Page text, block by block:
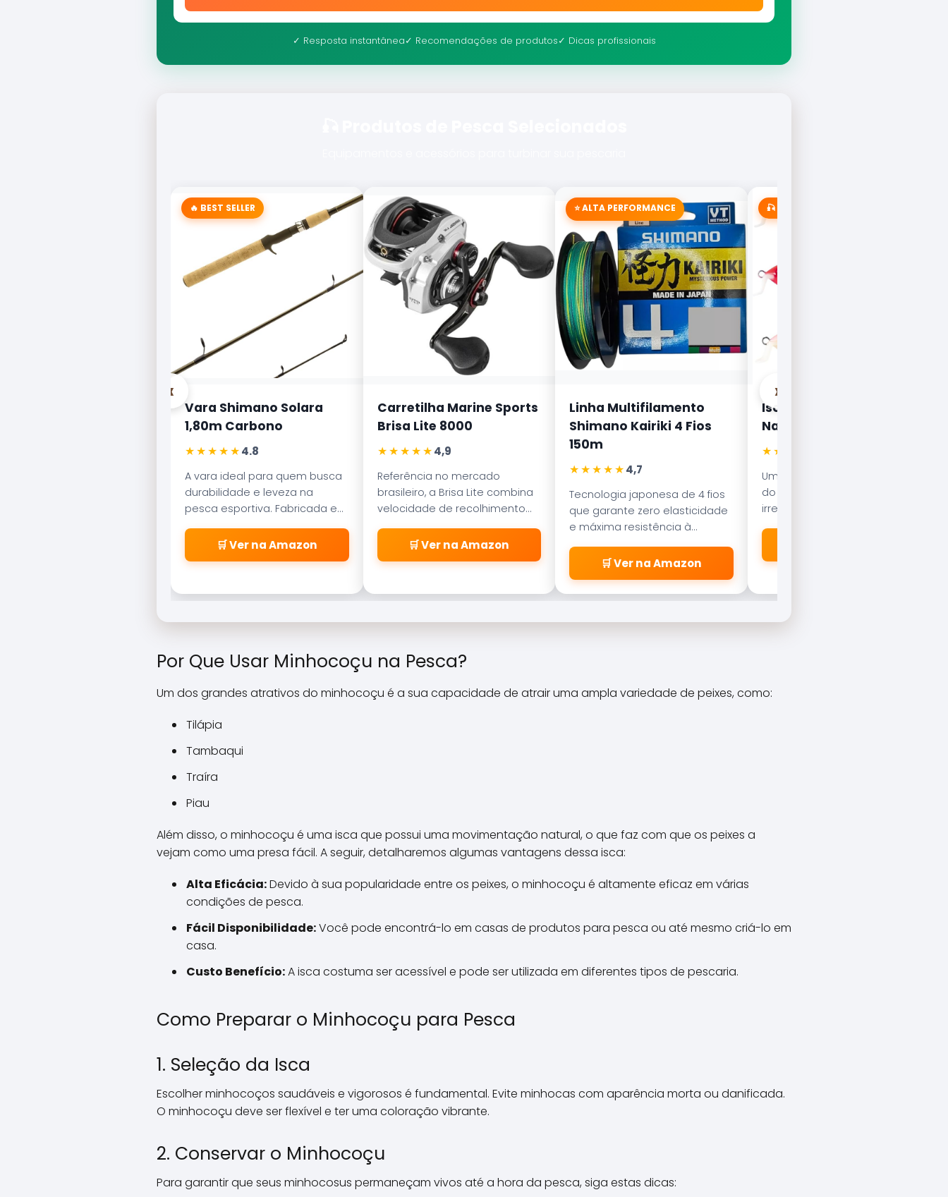
✓ Resposta instantânea✓ Recomendações de produtos✓ Dicas profissionais
‹
🔥 BEST SELLER
Vara Shimano Solara
1,80m Carbono
★★★★★4.8
A vara ideal para quem busca
durabilidade e leveza na
pesca esportiva. Fabricada em
carbono aeroglass, oferece
sensibilidade incrível para
fisgadas precisas.
🛒 Ver na Amazon
Carretilha Marine Sports
Brisa Lite 8000
★★★★★4,9
Referência no mercado
brasileiro, a Brisa Lite combina
velocidade de recolhimento
com um sistema de freio
magnético que evita as
famosas
\\\\\\\\\\\\\\\\\\\\\\\\\
\\"cabeleiras\\\\\\\\\\\\\\
\\\\\\\\\\\\\\\\\\\\\\\\\
\\\\\\\\\\\\\\\\\\\\\\\\\
\\\\\\\\\\\\\\\\\\\\\\\\\
🛒 Ver na Amazon
⭐ ALTA PERFORMANCE
Linha Multifilamento
Shimano Kairiki 4 Fios
150m
★★★★★4,7
Tecnologia japonesa de 4 fios
que garante zero elasticidade
e máxima resistência à
abrasão. Desliza suavemente
pelos passadores.
🛒 Ver na Amazon
🎣 MAIS VENDIDA
Isca Artificial Nelson
Nakamura Curisco 70
★★★★★
Uma das iscas mais famosas
do Brasil. Com nado errático, é
irresistível para o Tucunaré e o
Robalo. Essencial em qualquer
›
Por Que Usar Minhocoçu na Pesca?
Um dos grandes atrativos do minhocoçu é a sua capacidade de atrair uma ampla variedade de peixes, como:
Tilápia
Tambaqui
Traíra
Piau
Além disso, o minhocoçu é uma isca que possui uma movimentação natural, o que faz com que os peixes a
vejam como uma presa fácil. A seguir, detalharemos algumas vantagens dessa isca:
Alta Eficácia:Devido à sua popularidade entre os peixes, o minhocoçu é altamente eficaz em várias
condições de pesca.
Fácil Disponibilidade:Você pode encontrá-lo em casas de produtos para pesca ou até mesmo criá-lo em
casa.
Custo Benefício:A isca costuma ser acessível e pode ser utilizada em diferentes tipos de pescaria.
Como Preparar o Minhocoçu para Pesca
1. Seleção da Isca
Escolher minhocoços saudáveis e vigorosos é fundamental. Evite minhocas com aparência morta ou danificada.
O minhocoçu deve ser flexível e ter uma coloração vibrante.
2. Conservar o Minhocoçu
Para garantir que seus minhocosus permaneçam vivos até a hora da pesca, siga estas dicas: